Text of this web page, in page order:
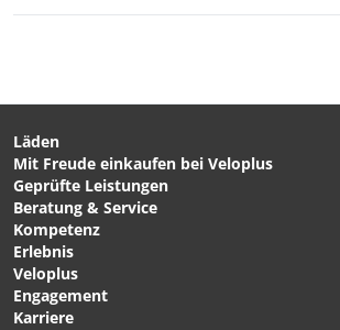
CHF 119.00
BASIC Herren-3/4-
Bundhose Black von
LÖFFLER
CHF 75.90
Läden
Mit Freude einkaufen bei Veloplus
Geprüfte Leistungen
Beratung & Service
Kompetenz
Erlebnis
Veloplus
Engagement
Karriere